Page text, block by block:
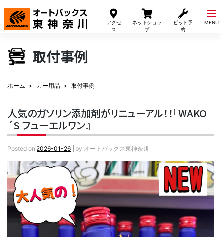
アクセ
ス
ネットショッ
プ
ピット予
約
MENU
Skip
content
取付事例
ホーム カー用品 取付事例
人気のガソリン添加剤がリニューアル！！『WAKO
´S フューエルワン』
Posted on 2026-01-26 by オートバックス東神奈川